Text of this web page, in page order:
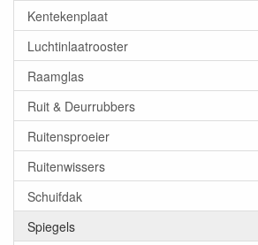
Kentekenplaat
Luchtinlaatrooster
Raamglas
Ruit & Deurrubbers
Ruitensproeier
Ruitenwissers
Schuifdak
Spiegels